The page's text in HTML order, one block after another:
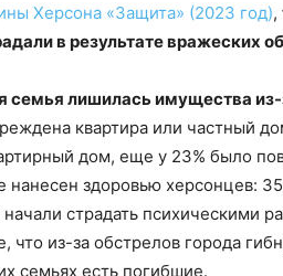
Херсона «Защита» (2023 год),
в результате вражеских
семья лишилась имущества
квартира или частный
дом, еще у 23% было
здоровью херсонцев:
страдать психическими
из-за обстрелов города
семьях есть погибшие.